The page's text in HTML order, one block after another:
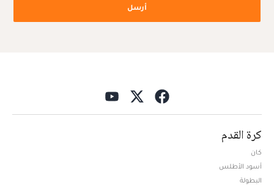
أرسل
كرة القدم
كان
أسود الأطلس
البطولة